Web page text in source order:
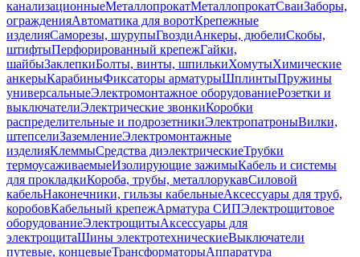
канализационныеМеталлопрокатМеталлопрокатСваиЗаборы,
огражденияАвтоматика для воротКрепежные
изделияСаморезы, шурупыГвоздиАнкеры, дюбелиСкобы,
штифтыПерфорированный крепежГайки,
шайбыЗаклепкиБолты, винты, шпилькиХомутыХимические
анкерыКарабиныФиксаторы арматурыШплинтыПружины
универсальныеЭлектромонтажное оборудованиеРозетки и
выключателиЭлектрические звонкиКоробки
распределительные и подрозетникиЭлектропатроныВилки,
штепселиЗаземлениеЭлектромонтажные
изделияКлеммыСредства диэлектрическиеТрубки
термоусаживаемыеИзолирующие зажимыКабель и системы
для прокладкиКороба, трубы, металлорукавСиловой
кабельНаконечники, гильзы кабельныеАксессуары для труб,
коробовКабельный крепежАрматура СИПЭлектрощитовое
оборудованиеЭлектрощитыАксессуары для
электрощитаШины электротехническиеВыключатели
путевые, концевыеТрансформаторыАппаратура